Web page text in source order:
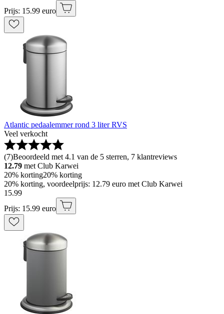
Prijs: 15.99 euro
Atlantic pedaalemmer rond 3 liter RVS
Veel verkocht
(7)Beoordeeld met 4.1 van de 5 sterren, 7 klantreviews
12.79 met Club Karwei
20% korting20% korting
20% korting, voordeelprijs: 12.79 euro met Club Karwei
15.99
Prijs: 15.99 euro